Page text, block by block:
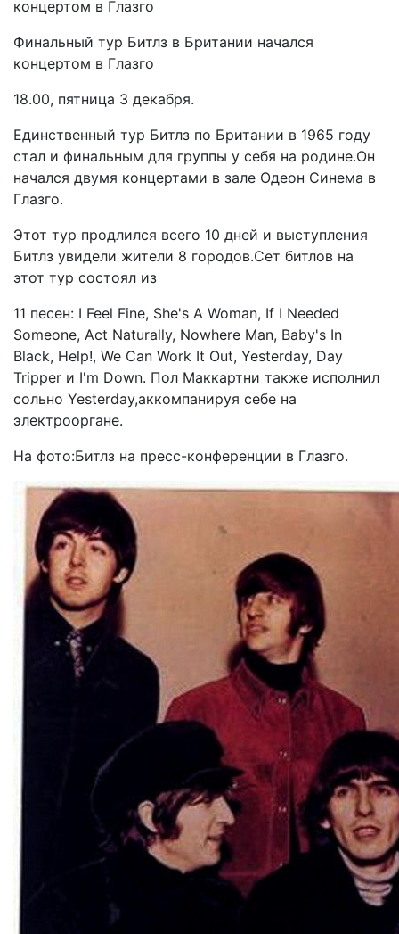
концертом в Глазго
Финальный тур Битлз в Британии начался
концертом в Глазго
18.00, пятница 3 декабря.
Единственный тур Битлз по Британии в 1965 году
стал и финальным для группы у себя на родине.Он
начался двумя концертами в зале Одеон Синема в
Глазго.
Этот тур продлился всего 10 дней и выступления
Битлз увидели жители 8 городов.Сет битлов на
этот тур состоял из
11 песен: I Feel Fine, She's A Woman, If I Needed
Someone, Act Naturally, Nowhere Man, Baby's In
Black, Help!, We Can Work It Out, Yesterday, Day
Tripper и I'm Down. Пол Маккартни также исполнил
сольно Yesterday,аккомпанируя себе на
электрооргане.
На фото:Битлз на пресс-конференции в Глазго.